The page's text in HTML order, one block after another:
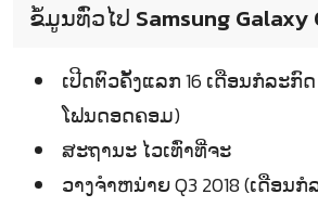
ຂໍ້ມູນທົ່ວໄປ Samsung Galaxy
ເປີດຕົວຄັ້ງແລກ 16 ເດືອນກໍລະກົ
ໂຟນດອດຄອມ)
ສະຖານະ ໄວເທົ່າທີ່ຈະ
ວາງຈຳຫນ່າຍ Q3 2018 (ເດືອນກໍ